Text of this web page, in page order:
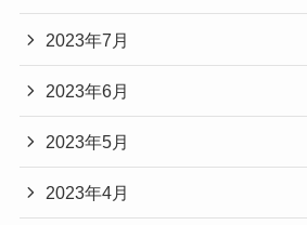
2023年7月
2023年6月
2023年5月
2023年4月